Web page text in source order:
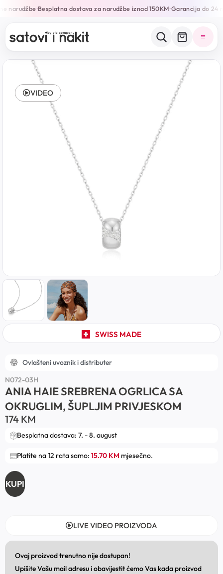
narudžbe•Besplatna dostava za narudžbe iznad 150KM•Garancija do 24
SWISS MADE
VIDEO
Ovlašteni uvoznik i distributer
N072-03H
ANIA HAIE SREBRENA OGRLICA SA
OKRUGLIM, ŠUPLJIM PRIVJESKOM
174 KM
Besplatna dostava: 7. - 8. august
Platite na 12 rata samo: 15.70 KM mjesečno.
KUPI
LIVE VIDEO PROIZVODA
Ovaj proizvod trenutno nije dostupan!
Upišite Vašu mail adresu i obavijestit ćemo Vas kada proizvod